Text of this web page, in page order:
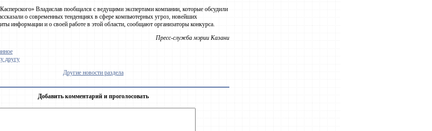
Владислав пообщался с ведущими экспертами компании, которые обсудили
о современных тенденциях в сфере компьютерных угроз, новейших
информации и о своей работе в этой области, сообщают организаторы конкурса.
Пресс-служба мэрии Казани
другу
Другие новости раздела
Добавить комментарий и проголосовать